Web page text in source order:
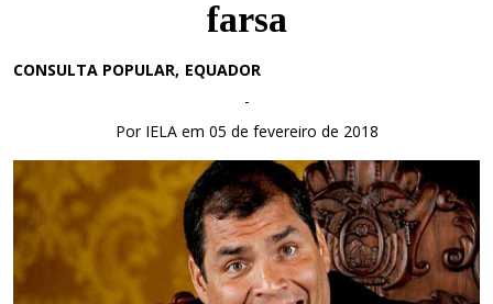
farsa
CONSULTA POPULAR EQUADOR
-
Por IELA em 05 de fevereiro de 2018